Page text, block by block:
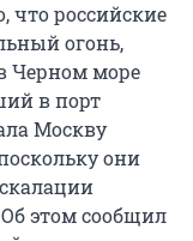
что российские
огонь,
Черном море
в порт
Москву
они
этом сообщил